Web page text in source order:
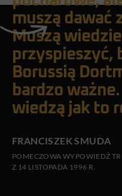
muszą dawać
Muszą
przyspieszyć,
Borussią
bardzo
wiedzą jak to
FRANCISZEK SMUDA
POMECZOWA WYPOWIEDŹ
Z 14 LISTOPADA 1996 R.